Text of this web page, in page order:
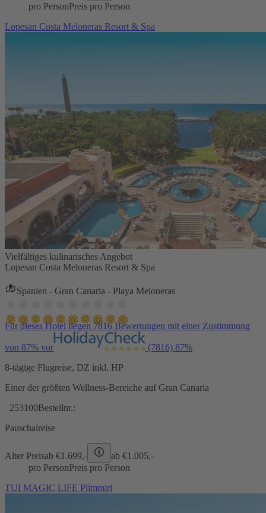
pro PersonPreis pro Person
Lopesan Costa Meloneras Resort & Spa
Vielfältiges kulinarisches Angebot
Lopesan Costa Meloneras Resort & Spa
Spanien - Gran Canaria - Playa Meloneras
Für dieses Hotel liegen 7816 Bewertungen mit einer Zustimmung
von 87% vor (7816) 87%
8-tägige Flugreise, DZ inkl. HP
Einer der größten Wellness-Bereiche auf Gran Canaria
253100Bestellnr.:
Pauschalreise
Alter Preisab €1.699,- ab €1.005,-
pro PersonPreis pro Person
TUI MAGIC LIFE Plimmiri